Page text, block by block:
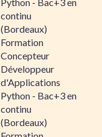
continu
(Bordeaux)
Formation
Concepteur
Développeur
d'Applications
Python - Bac+3 en
continu
(Bordeaux)